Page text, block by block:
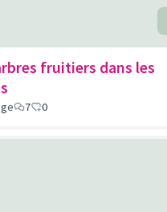
fruitiers dans les
7 0